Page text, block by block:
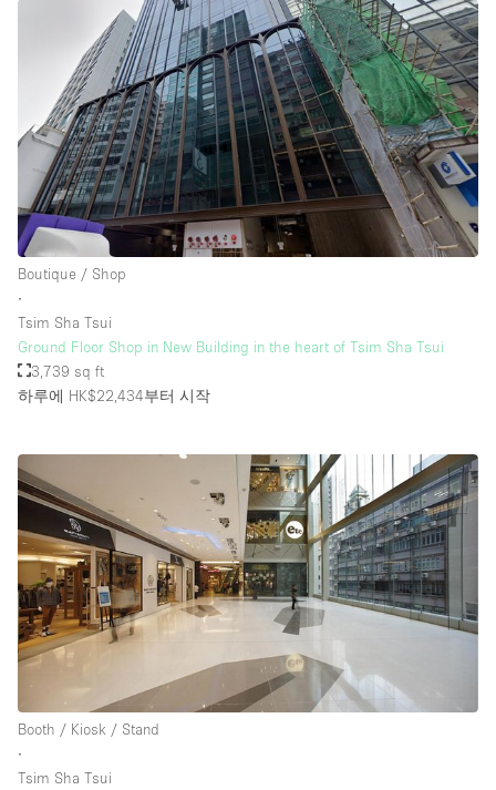
Boutique / Shop
∙
Tsim Sha Tsui
Ground Floor Shop in New Building in the heart of Tsim Sha Tsui
3,739 sq ft
하루에 HK$22,434부터 시작
Booth / Kiosk / Stand
∙
Tsim Sha Tsui